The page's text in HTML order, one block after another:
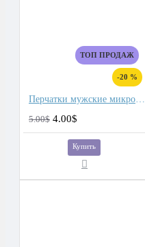
ТОП ПРОДАЖ
-20 %
Перчатки мужские микроволокно со спандекс вставками
5.00$ 4.00$
Купить